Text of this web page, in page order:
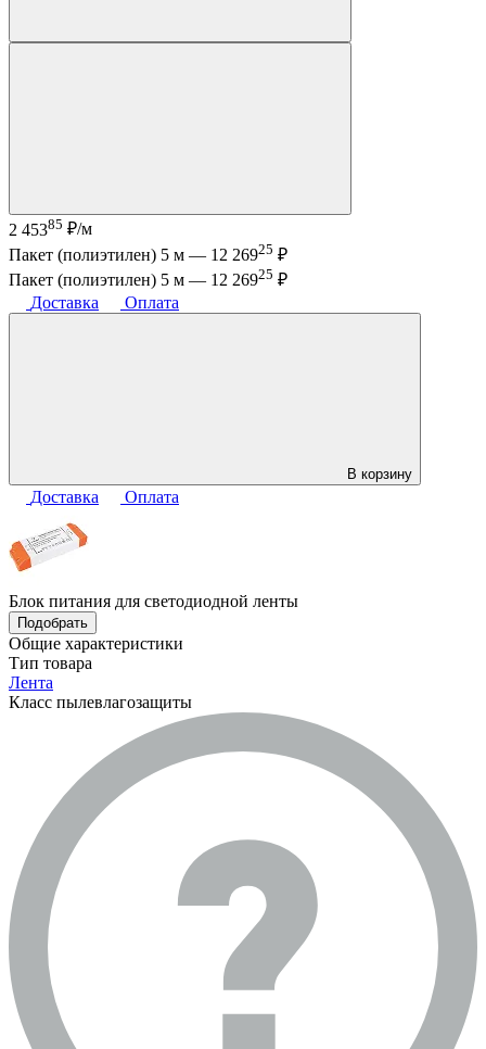
2 45385 ₽/м
Пакет (полиэтилен) 5 м — 12 26925 ₽
Пакет (полиэтилен) 5 м — 12 26925 ₽
Доставка
Оплата
В корзину
Доставка Оплата
Блок питания для светодиодной ленты
Подобрать
Общие характеристики
Тип товара
Лента
Класс пылевлагозащиты